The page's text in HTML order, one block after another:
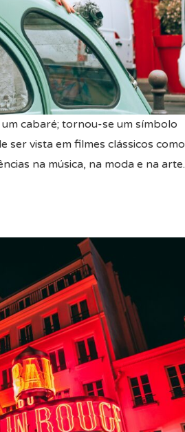
cabaré; tornou-se um símbolo
ser vista em filmes clássicos como
na música, na moda e na arte.